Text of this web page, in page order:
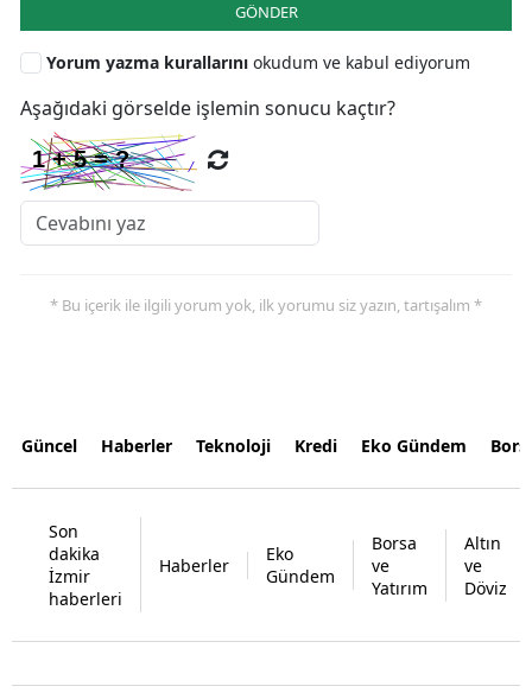
GÖNDER
Yorum yazma kurallarını okudum ve kabul ediyorum
Aşağıdaki görselde işlemin sonucu kaçtır?
* Bu içerik ile ilgili yorum yok, ilk yorumu siz yazın, tartışalım *
Güncel Haberler Teknoloji Kredi Eko Gündem
Son
dakika
İzmir
haberleri
Haberler
Eko
Gündem
Borsa
ve
Yatırım
Altın
ve
Döviz